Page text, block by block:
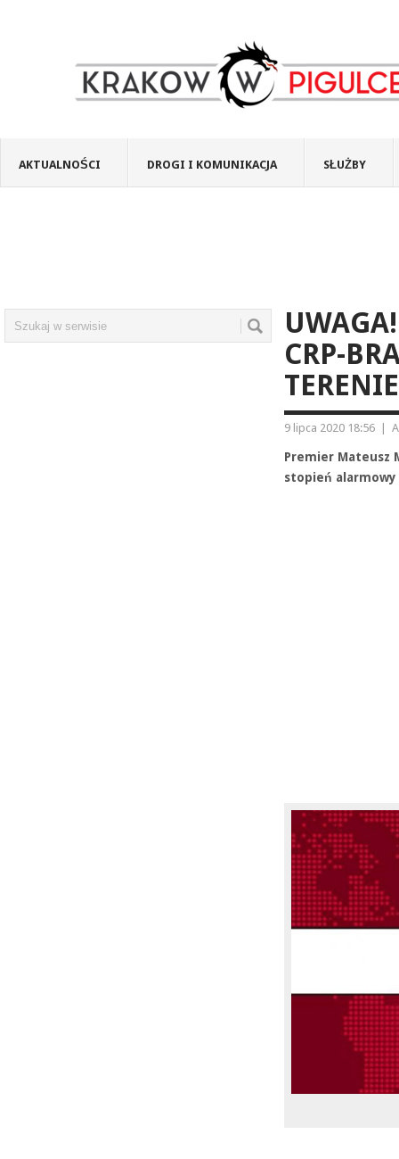
AKTUALNOŚCI DROGI I KOMUNIKACJA SŁUŻBY
CRP-
9 lipca 2020 18:56
Premier Mateusz
stopień alarmowy